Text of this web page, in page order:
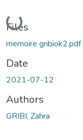
Loading...
Files
memoire gribiok2.pdf
Date
2021-07-12
Authors
GRIBI, Zahra